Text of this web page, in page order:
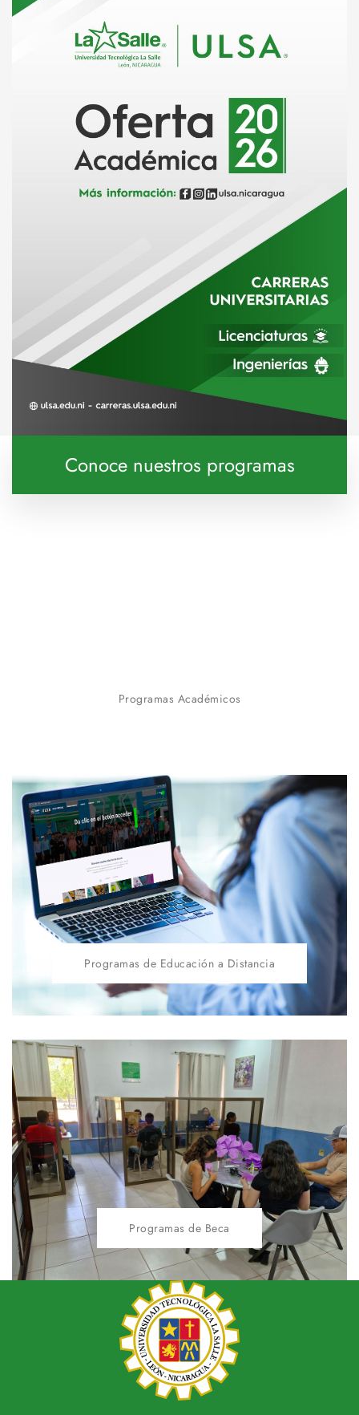
Conoce nuestros programas
Programas Académicos
Programas de Educación a Distancia
Programas de Beca